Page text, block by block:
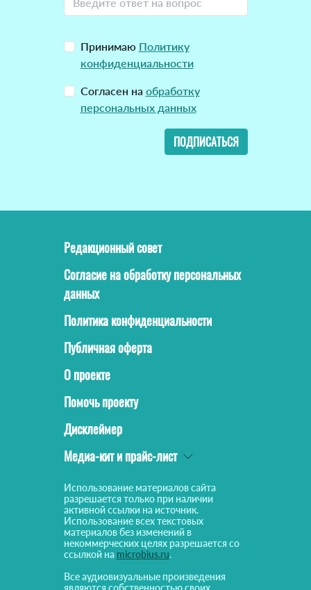
Принимаю Политику
конфиденциальности
Согласен на обработку
персональных данных
ПОДПИСАТЬСЯ
Редакционный совет
Согласие на обработку персональных
данных
Политика конфиденциальности
Публичная оферта
О проекте
Помочь проекту
Дисклеймер
Медиа-кит и прайс-лист
Использование материалов сайта
разрешается только при наличии
активной ссылки на источник.
Использование всех текстовых
материалов без изменений в
некоммерческих целях разрешается со
ссылкой на microbius.ru.
Все аудиовизуальные произведения
являются собственностью своих